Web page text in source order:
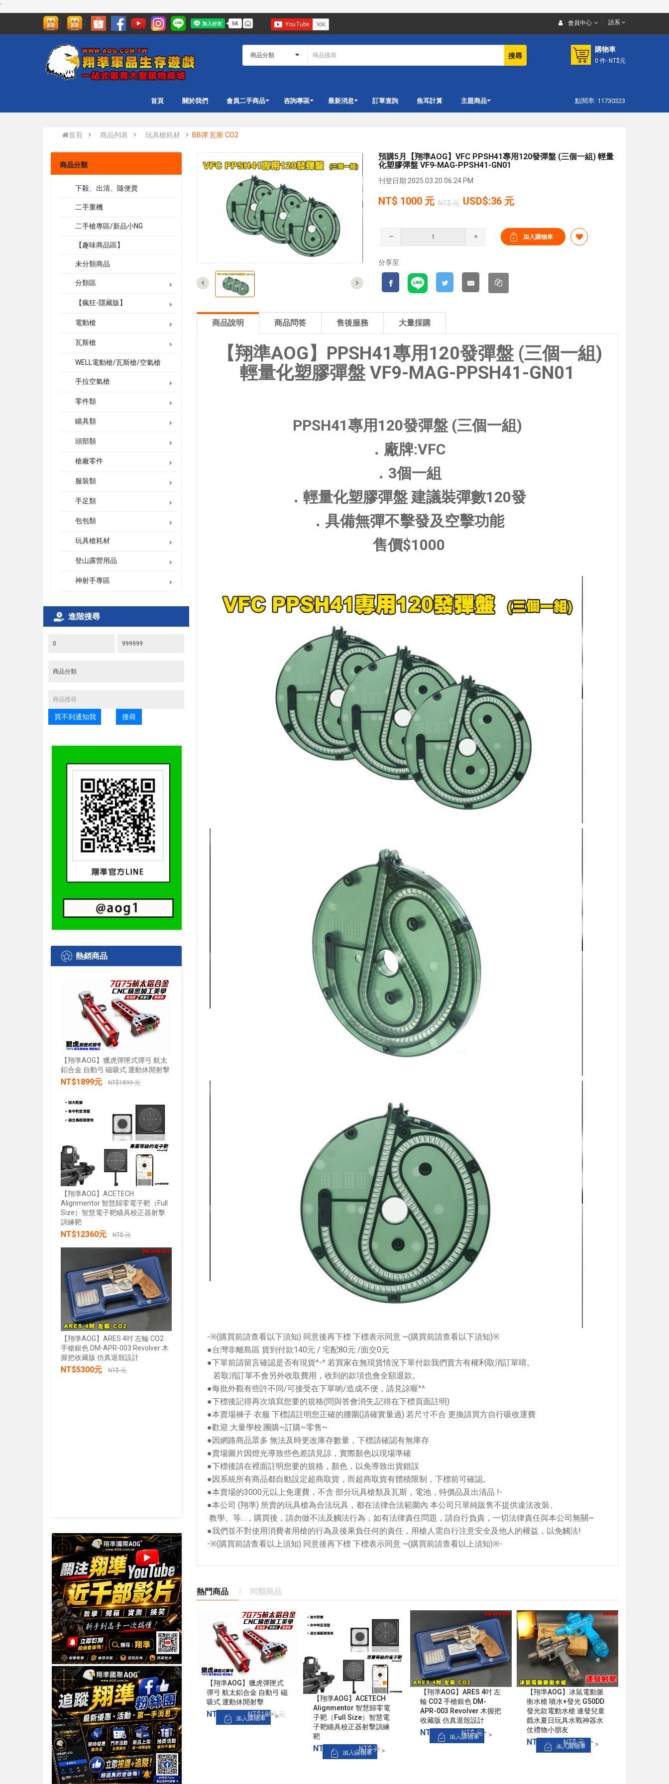
`
1 2 會員中心 語系
搜尋
購物車
0 件- NT$元
首頁 關於我們 會員二手商品 咨詢專區 最新消息 訂單查詢 焦耳計算 主題商品 點閱率: 11730323
首頁 商品列表 玩具槍耗材 BB彈 瓦斯 CO2
商品分類
下殺、出清、隨便賣
二手重機
二手槍專區/新品小NG
【趣味商品區】
未分類商品
分類區
【瘋狂-隱藏版】
電動槍
瓦斯槍
WELL電動槍/瓦斯槍/空氣槍
手拉空氣槍
零件類
瞄具類
頭部類
槍廠零件
服裝類
手足類
包包類
玩具槍耗材
登山露營用品
神射手專區
進階搜尋
買不到通知我 搜尋
熱銷商品
【翔準AOG】獵虎彈匣式彈弓 航太
鋁合金 自動弓 磁吸式 運動休閒射擊
NT$1899元 NT$1899 元
【翔準AOG】ACETECH
Alignmentor 智慧歸零電子靶（Full
Size）智慧電子靶瞄具校正器射擊
訓練靶
NT$12360元 NT$ 元
【翔準AOG】ARES 4吋 左輪 CO2
手槍銀色 DM-APR-003 Revolver 木
握把收藏版 仿真退殼設計
NT$5300元 NT$ 元
水+發光 G50DD 發光款電動水槍 連
禮物小朋友
【翔準AOG】SKYWOODS RL750G
【翔準AOG】17x17 牛皮靶紙(20
張/100張) 射擊靶紙 加厚 厚版3mm
生存遊戲 專用靶紙 BB彈 射擊靶
IPSC 練習靶紙
NT$300元 NT$ 元
加入購物車
NT$ 元
加入購物車
【翔準AOG】G&G CM16-BATTO
CQB 裝飾彈電動槍 M-LOK CGG-
CM16BAT AEG
NT$6200元 NT$ 元
加入購物車
【翔準AOG】SNA Pink Venom GBB
瓦斯手槍 粉紅毒液 特仕版 CNC 日本
MARUI 系統 含裝飾彈 清脆滑套 送禮
情人節
NT$12800元 NT$ 元
加入購物車
【翔準AOG】S&T UFC M4彈匣 AEG
無聲彈匣(盒裝)5入 130連 沙
DAMAG36VTA M4/AR15系列 電動
槍匣
NT$799元
藍/橙/綠/紅 DAMAG38BK AR/M4金
屬彈匣 電動槍彈匣
預購5月【翔準AOG】VFC PPSH41專用120發彈盤 (三個一組) 輕量
化塑膠彈盤 VF9-MAG-PPSH41-GN01
刊登日期:2025.03.20 06:24 PM
NT$ 1000 元 NT$ 元 USD$:36 元
分享至
商品說明 商品問答 售後服務 大量採購
【翔準AOG】PPSH41專用120發彈盤 (三個一組)
輕量化塑膠彈盤 VF9-MAG-PPSH41-GN01
PPSH41專用120發彈盤 (三個一組)
．廠牌:VFC
．3個一組
．輕量化塑膠彈盤 建議裝彈數120發
．具備無彈不擊發及空擊功能
售價$1000
-※(購買前請查看以下須知) 同意後再下標 下標表示同意~(購買前請查看以下須知)※
●台灣非離島區 貨到付款140元 / 宅配80元 /面交0元
●下單前請留言確認是否有現貨^-^ 若買家在無現貨情況下單付款我們賣方有權利取消訂單唷。
若取消訂單不會另外收取費用，收到的款項也會全額退款。
●每批外觀有些許不同/可接受在下單喲/造成不便，請見諒喔^^
●下標後記得再次填寫您要的規格(問與答會消失,記得在下標頁面註明)
●本賣場褲子 衣服 下標請註明您正確的腰圍(請確實量過) 若尺寸不合 更換請買方自行吸收運費
●歡迎 大量學校 團購~訂購~零售~
●因網路商品眾多 無法及時更改庫存數量，下標請確認有無庫存
●賣場圖片因燈光導致些色差請見諒，實際顏色以現場準確
●下標後請在裡面註明您要的規格，顏色，以免導致出貨錯誤
●因系統所有商品都自動設定超商取貨，而超商取貨有體積限制，下標前可確認。
●本賣場的3000元以上免運費，不含 部分玩具槍類及瓦斯，電池，特價品及出清品 !-
●本公司 (翔準) 所賣的玩具槍為合法玩具，都在法律合法範圍內 本公司只單純販售不提供違法改裝、
教學、等…，購買後，請勿做不法及觸法行為，如有法律責任問題，請自行負責，一切法律責任與本公司無關~
●我們並不對使用消費者用槍的行為及後果負任何的責任，用槍人需自行注意安全及他人的權益，以免觸法!
-※(購買前請查看以上須知) 同意後再下標 下標表示同意~(購買前請查看以上須知)※-
熱門商品 同類商品
【翔準AOG】獵虎彈匣式
彈弓 航太鋁合金 自動弓 磁
吸式 運動休閒射擊
NT$1899元NT$1899 元
加入購物車 " >
【翔準AOG】ACETECH
Alignmentor 智慧歸零電
子靶（Full Size）智慧電
子靶瞄具校正器射擊訓練
靶
NT$12360元NT$ 元
加入購物車 " >
【翔準AOG】ARES 4吋 左
輪 CO2 手槍銀色 DM-
APR-003 Revolver 木握把
收藏版 仿真退殼設計
NT$5300元NT$ 元
加入購物車 " >
【翔準AOG】冰鼠電動脈
衝水槍 噴水+發光 G50DD
發光款電動水槍 連發兒童
戲水夏日玩具水戰神器水
仗禮物小朋友
NT$280元 NT$ 元
加入購物車 " >